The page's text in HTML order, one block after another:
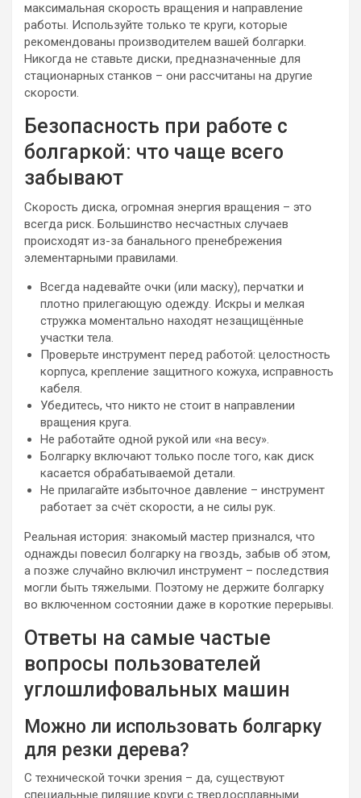
максимальная скорость вращения и направление
работы. Используйте только те круги, которые
рекомендованы производителем вашей болгарки.
Никогда не ставьте диски, предназначенные для
стационарных станков – они рассчитаны на другие
скорости.
Безопасность при работе с
болгаркой: что чаще всего
забывают
Скорость диска, огромная энергия вращения – это
всегда риск. Большинство несчастных случаев
происходят из-за банального пренебрежения
элементарными правилами.
Всегда надевайте очки (или маску), перчатки и
плотно прилегающую одежду. Искры и мелкая
стружка моментально находят незащищённые
участки тела.
Проверьте инструмент перед работой: целостность
корпуса, крепление защитного кожуха, исправность
кабеля.
Убедитесь, что никто не стоит в направлении
вращения круга.
Не работайте одной рукой или «на весу».
Болгарку включают только после того, как диск
касается обрабатываемой детали.
Не прилагайте избыточное давление – инструмент
работает за счёт скорости, а не силы рук.
Реальная история: знакомый мастер признался, что
однажды повесил болгарку на гвоздь, забыв об этом,
а позже случайно включил инструмент – последствия
могли быть тяжелыми. Поэтому не держите болгарку
во включенном состоянии даже в короткие перерывы.
Ответы на самые частые
вопросы пользователей
углошлифовальных машин
Можно ли использовать болгарку
для резки дерева?
С технической точки зрения – да, существуют
специальные пилящие круги с твердосплавными